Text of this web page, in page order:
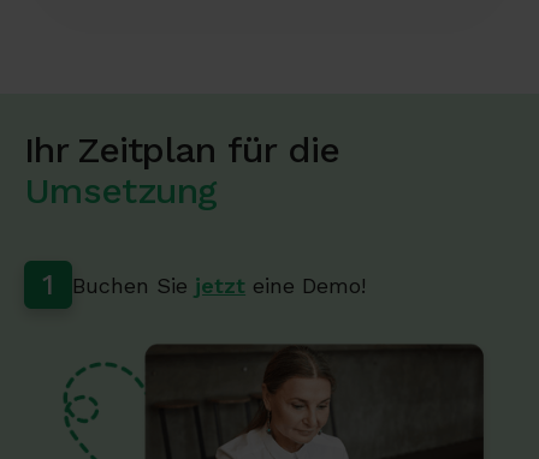
Ihr Zeitplan für die
Umsetzung
1 Buchen Sie jetzt eine Demo!